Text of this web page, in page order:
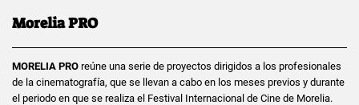
Morelia PRO
MORELIA PRO reúne una serie de proyectos dirigidos a los profesionales
de la cinematografía, que se llevan a cabo en los meses previos y durante
el periodo en que se realiza el Festival Internacional de Cine de Morelia.